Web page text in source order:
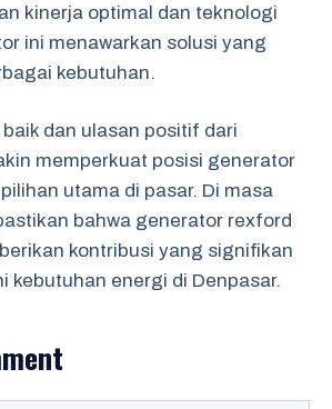
kinerja optimal dan teknologi
ini menawarkan solusi yang
kebutuhan.
dan ulasan positif dari
memperkuat posisi generator
utama di pasar. Di masa
bahwa generator rexford
kontribusi yang signifikan
kebutuhan energi di Denpasar.